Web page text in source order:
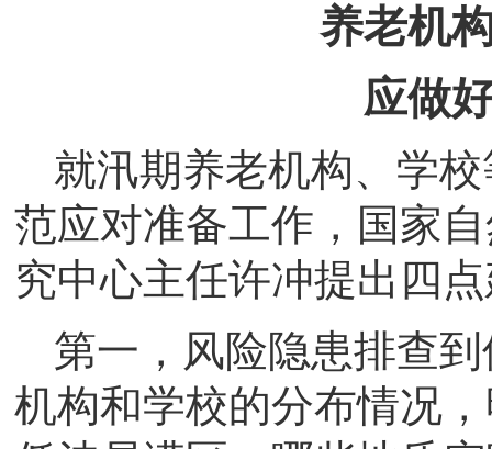
养老机
应做
就汛期养老机构、学
范应对准备工作，国家
究中心主任许冲提出四
第一，风险隐患排查
机构和学校的分布情况